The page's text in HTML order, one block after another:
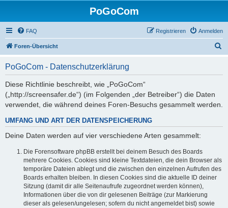
PoGoCom
FAQ Anmelden
Registrieren
Foren-Übersicht
PoGoCom - Datenschutzerklärung
Diese Richtlinie beschreibt, wie „PoGoCom“
(„http://screensafer.de“) (im Folgenden „der Betreiber“) die Daten
verwendet, die während deines Foren-Besuchs gesammelt werden.
UMFANG UND ART DER DATENSPEICHERUNG
Deine Daten werden auf vier verschiedene Arten gesammelt:
Die Forensoftware phpBB erstellt bei deinem Besuch des Boards
mehrere Cookies. Cookies sind kleine Textdateien, die dein Browser als
temporäre Dateien ablegt und die zwischen den einzelnen Aufrufen des
Boards erhalten bleiben. In diesen Cookies sind die aktuelle ID deiner
Sitzung (damit dir alle Seitenaufrufe zugeordnet werden können),
Informationen über die von dir gelesenen Beiträge (zur Markierung
dieser als gelesen/ungelesen; sofern du nicht angemeldet bist) sowie